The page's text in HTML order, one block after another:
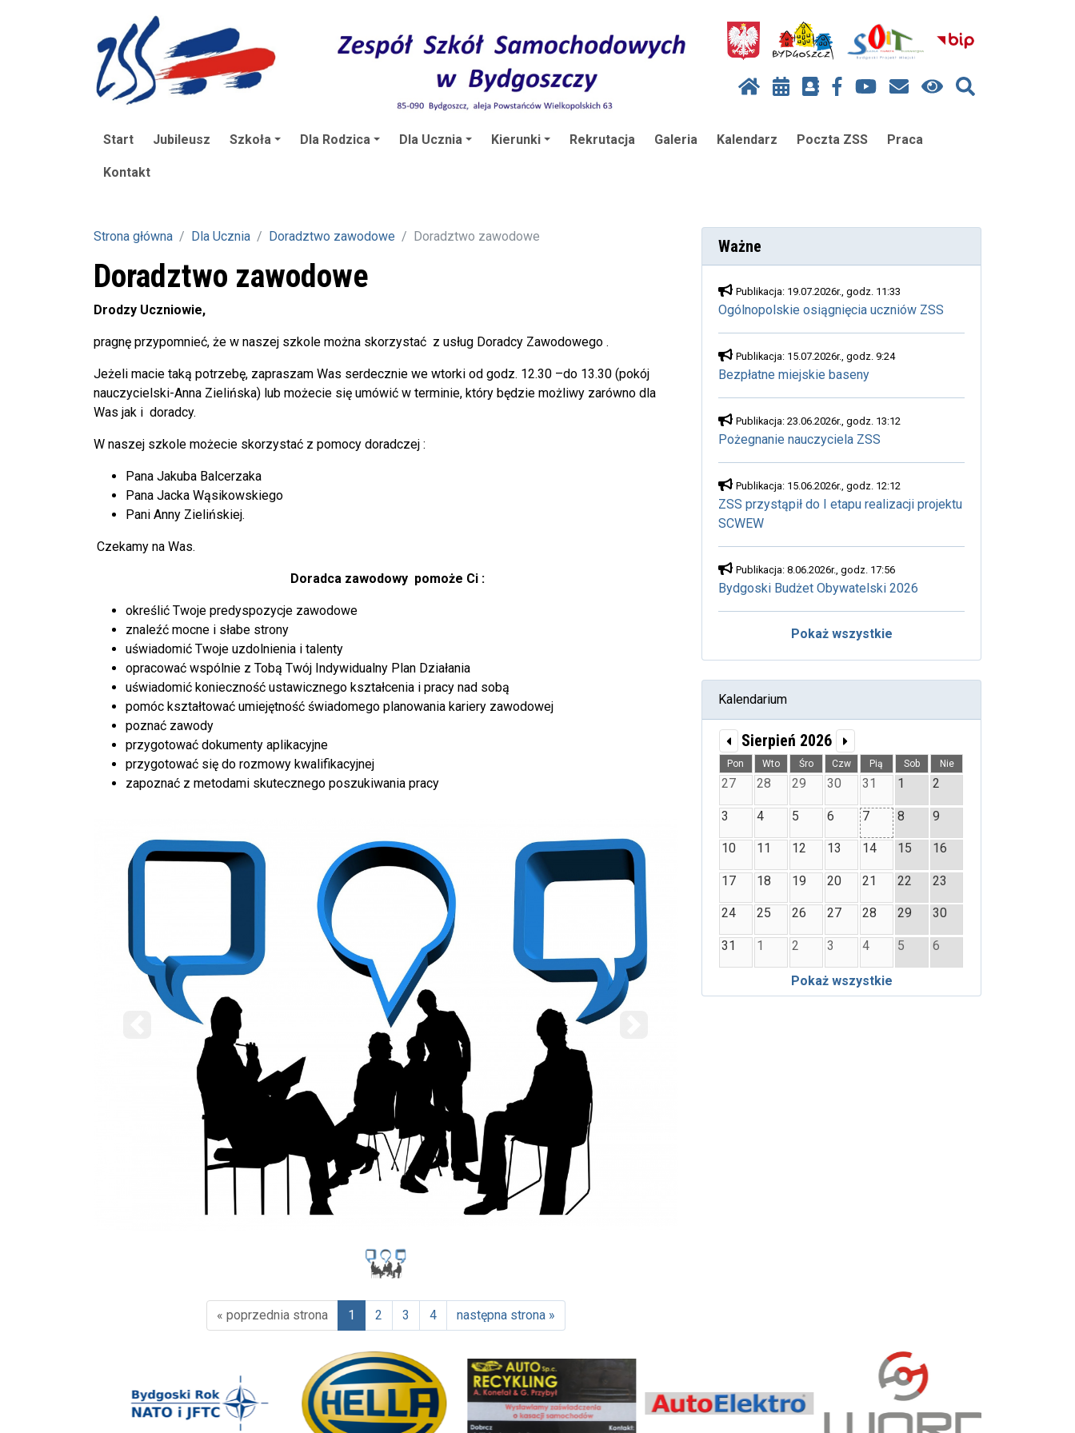
Start Jubileusz Szkoła Dla Rodzica Dla Ucznia Kierunki Rekrutacja Galeria Kalendarz Poczta ZSS Praca
Kontakt
Strona główna Dla Ucznia Doradztwo zawodowe Doradztwo zawodowe
Doradztwo zawodowe
Drodzy Uczniowie,
pragnę przypomnieć, że w naszej szkole można skorzystać z usług Doradcy Zawodowego .
Jeżeli macie taką potrzebę, zapraszam Was serdecznie we wtorki od godz. 12.30 –do 13.30 (pokój
nauczycielski-Anna Zielińska) lub możecie się umówić w terminie, który będzie możliwy zarówno dla
Was jak i doradcy.
W naszej szkole możecie skorzystać z pomocy doradczej :
Pana Jakuba Balcerzaka
Pana Jacka Wąsikowskiego
Pani Anny Zielińskiej.
Czekamy na Was.
Doradca zawodowy pomoże Ci :
określić Twoje predyspozycje zawodowe
znaleźć mocne i słabe strony
uświadomić Twoje uzdolnienia i talenty
opracować wspólnie z Tobą Twój Indywidualny Plan Działania
uświadomić konieczność ustawicznego kształcenia i pracy nad sobą
pomóc kształtować umiejętność świadomego planowania kariery zawodowej
poznać zawody
przygotować dokumenty aplikacyjne
przygotować się do rozmowy kwalifikacyjnej
zapoznać z metodami skutecznego poszukiwania pracy
« poprzednia strona
1
2 3 4 następna strona »
Ważne
Publikacja: 19.07.2026r., godz. 11:33
Ogólnopolskie osiągnięcia uczniów ZSS
Publikacja: 15.07.2026r., godz. 9:24
Bezpłatne miejskie baseny
Publikacja: 23.06.2026r., godz. 13:12
Pożegnanie nauczyciela ZSS
Publikacja: 15.06.2026r., godz. 12:12
ZSS przystąpił do I etapu realizacji projektu
SCWEW
Publikacja: 8.06.2026r., godz. 17:56
Bydgoski Budżet Obywatelski 2026
Pokaż wszystkie
Kalendarium
Sierpień 2026
Pon Wto Śro Czw Pią Sob Nie
27 28 29 30 31 1 2
3 4 5 6 7 8 9
10 11 12 13 14 15 16
17 18 19 20 21 22 23
24 25 26 27 28 29 30
31 1 2 3 4 5 6
Pokaż wszystkie